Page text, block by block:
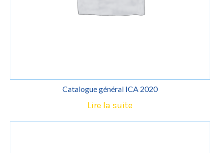
Catalogue général ICA 2020
Lire la suite